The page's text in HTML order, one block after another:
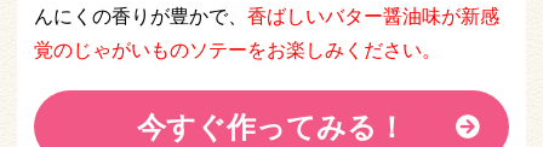
んにくの香りが豊かで、 香ばしいバター醤油味が新感
覚のじゃがいものソテーをお楽しみください。
今すぐ作ってみる！